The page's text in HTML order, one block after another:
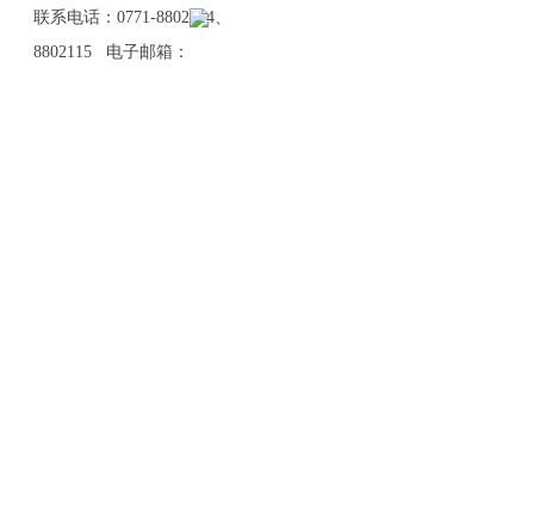
联系电话：0771-8802114、
8802115 电子邮箱：